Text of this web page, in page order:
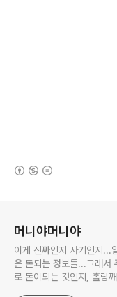
머니야머니야
이게 진짜인지 사기인지...
은 돈되는 정보들...그래서
로 돈이되는 것인지, 홀랑